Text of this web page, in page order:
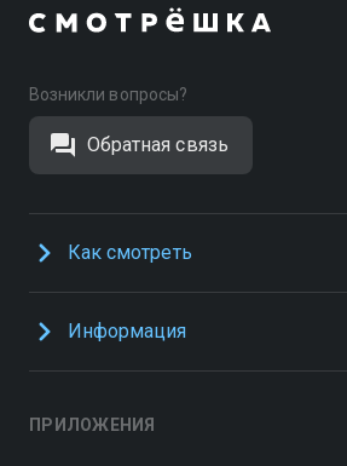
Возникли вопросы?
Обратная связь
Как смотреть
Информация
ПРИЛОЖЕНИЯ